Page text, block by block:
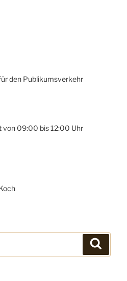
den Publikumsverkehr
von 09:00 bis 12:00 Uhr